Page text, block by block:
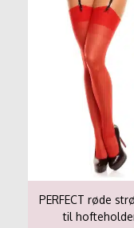
kan
vælges
på
PERFECT røde
til